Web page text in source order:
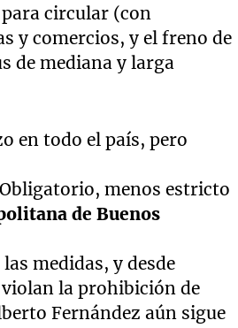
circular (con
y comercios, y el freno de
de mediana y larga
en todo el país, pero
menos estricto
de Buenos
medidas, y desde
violan la prohibición de
Fernández aún sigue